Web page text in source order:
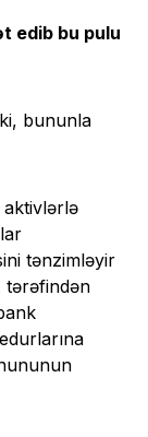
edib bu pulu
bununla
aktivlərlə
tənzimləyir
tərəfindən